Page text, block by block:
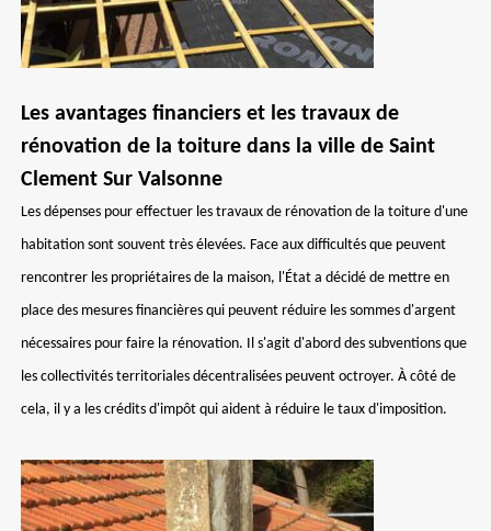
Les avantages financiers et les travaux de
rénovation de la toiture dans la ville de Saint
Clement Sur Valsonne
Les dépenses pour effectuer les travaux de rénovation de la toiture d'une
habitation sont souvent très élevées. Face aux difficultés que peuvent
rencontrer les propriétaires de la maison, l'État a décidé de mettre en
place des mesures financières qui peuvent réduire les sommes d'argent
nécessaires pour faire la rénovation. Il s'agit d'abord des subventions que
les collectivités territoriales décentralisées peuvent octroyer. À côté de
cela, il y a les crédits d'impôt qui aident à réduire le taux d'imposition.